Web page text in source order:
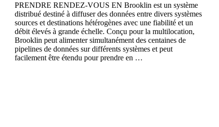
PRENDRE RENDEZ-VOUS EN Brooklin est un système
distribué destiné à diffuser des données entre divers systèmes
sources et destinations hétérogènes avec une fiabilité et un
débit élevés à grande échelle. Conçu pour la multilocation,
Brooklin peut alimenter simultanément des centaines de
pipelines de données sur différents systèmes et peut
facilement être étendu pour prendre en …